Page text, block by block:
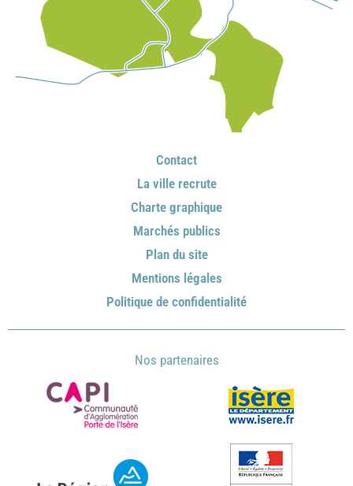
Contact
La ville recrute
Charte graphique
Marchés publics
Plan du site
Mentions légales
Politique de confidentialité
Nos partenaires